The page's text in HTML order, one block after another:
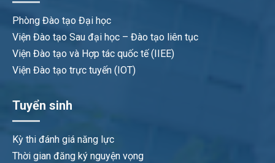
Phòng Đào tạo Đại học
Viện Đào tạo Sau đại học – Đào tạo liên tục
Viện Đào tạo và Hợp tác quốc tế (IIEE)
Viện Đào tạo trực tuyến (IOT)
Tuyển sinh
Kỳ thi đánh giá năng lực
Thời gian đăng ký nguyện vọng